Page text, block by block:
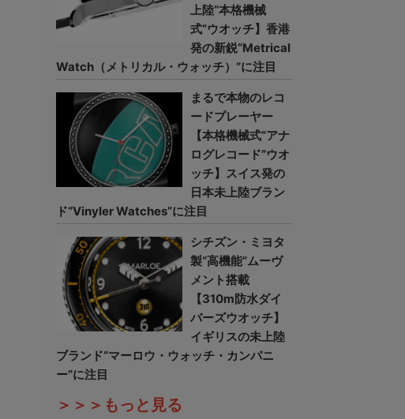
上陸“本格機械
式”ウオッチ】香港
発の新鋭“Metrical
Watch（メトリカル・ウォッチ）”に注目
まるで本物のレコ
ードプレーヤー
【本格機械式“アナ
ログレコード”ウオ
ッチ】スイス発の
日本未上陸ブラン
ド“Vinyler Watches”に注目
シチズン・ミヨタ
製“高機能”ムーヴ
メント搭載
【310m防水ダイ
バーズウオッチ】
イギリスの未上陸
ブランド“マーロウ・ウォッチ・カンパニ
ー”に注目
＞＞＞もっと見る